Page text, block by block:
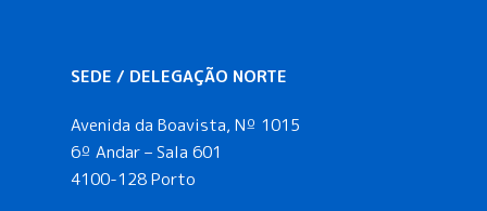
SEDE / DELEGAÇÃO NORTE
Avenida da Boavista, Nº 1015
6º Andar – Sala 601
4100-128 Porto